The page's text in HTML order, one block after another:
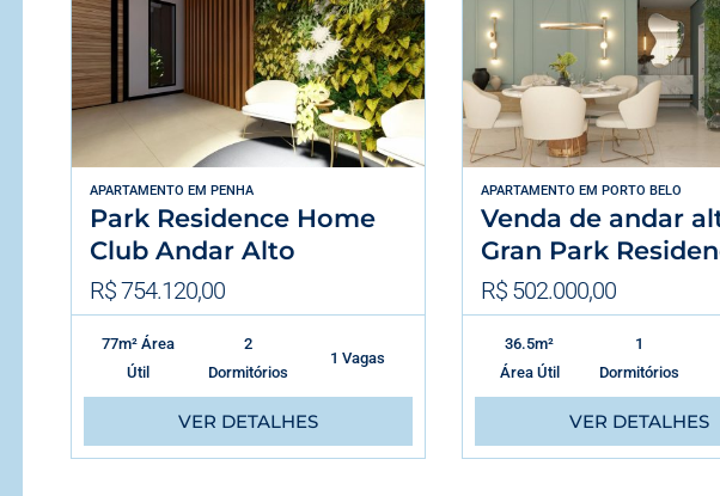
APARTAMENTO EM PENHA
Park Residence Home
Club Andar Alto
R$ 754.120,00
77m² Área
Útil
2
Dormitórios
1 Vagas
VER DETALHES
APARTAMENTO EM PORTO BELO
Venda de andar
Gran Park
R$ 502.000,00
36.5m²
Área Útil
1
Dormitórios
VER DETALHES